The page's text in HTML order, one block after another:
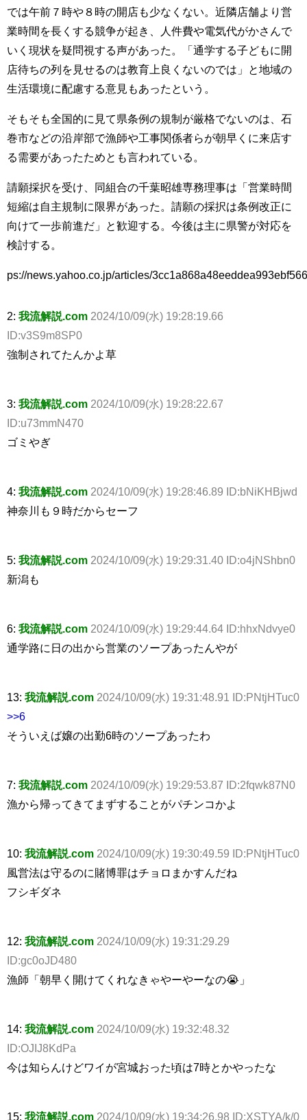
では午前７時や８時の開店も少なくない。近隣店舗より営
業時間を長くする競争が起き、人件費や電気代がかさんで
いく現状を疑問視する声があった。「通学する子どもに開
店待ちの列を見せるのは教育上良くないのでは」と地域の
生活環境に配慮する意見もあったという。
そもそも全国的に見て県条例の規制が厳格でないのは、石
巻市などの沿岸部で漁師や工事関係者らが朝早くに来店す
る需要があったためとも言われている。
請願採択を受け、同組合の千葉昭雄専務理事は「営業時間
短縮は自主規制に限界があった。請願の採択は条例改正に
向けて一歩前進だ」と歓迎する。今後は主に県警が対応を
検討する。
ps://news.yahoo.co.jp/articles/
2: 我流解説.com 2024/10/09(水) 19:28:19.66
ID:v3S9m8SP0
強制されてたんかよ草
3: 我流解説.com 2024/10/09(水) 19:28:22.67
ID:u73mmN470
ゴミやぎ
4: 我流解説.com 2024/10/09(水) 19:28:46.89 ID:bNiKHBjwd
神奈川も９時だからセーフ
5: 我流解説.com 2024/10/09(水) 19:29:31.40 ID:o4jNShbn0
新潟も
6: 我流解説.com 2024/10/09(水) 19:29:44.64 ID:hhxNdvye0
通学路に日の出から営業のソープあったんやが
13: 我流解説.com 2024/10/09(水) 19:31:48.91 ID:PNtjHTuc0
>>6
そういえば嬢の出勤6時のソープあったわ
7: 我流解説.com 2024/10/09(水) 19:29:53.87 ID:2fqwk87N0
漁から帰ってきてまずすることがパチンコかよ
10: 我流解説.com 2024/10/09(水) 19:30:49.59 ID:PNtjHTuc0
風営法は守るのに賭博罪はチョロまかすんだね
フシギダネ
12: 我流解説.com 2024/10/09(水) 19:31:29.29
ID:gc0oJD480
漁師「朝早く開けてくれなきゃやーやーなの😭」
14: 我流解説.com 2024/10/09(水) 19:32:48.32
ID:OJIJ8KdPa
今は知らんけどワイが宮城おった頃は7時とかやったな
15: 我流解説.com 2024/10/09(水) 19:34:26.98 ID:XSTYA/k/0